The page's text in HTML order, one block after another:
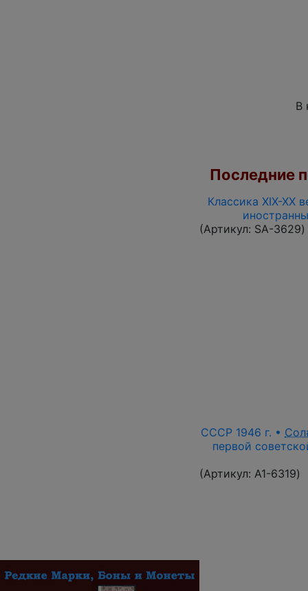
В
Последние
Классика XIX-XX
(Артикул: SA-3629)
СССР 1946 г. •
первой
(Артикул: A1-6319)